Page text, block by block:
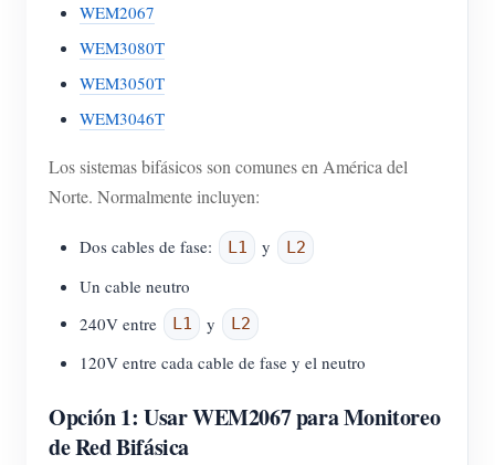
WEM2067
WEM3080T
WEM3050T
WEM3046T
Los sistemas bifásicos son comunes en América del
Norte. Normalmente incluyen:
Dos cables de fase: L1 y L2
Un cable neutro
240V entre
L1 y L2
120V entre cada cable de fase y el neutro
Opción 1: Usar WEM2067 para Monitoreo
de Red Bifásica